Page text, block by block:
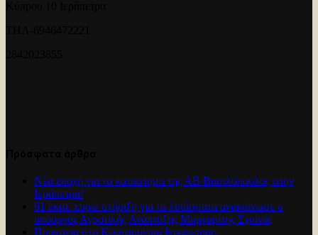
Νέα εποχή για το καταστημα της ΑΒ Βασιλόπουλος στην
Ιεράπετρα!
61 εκατ. ευρώ στήριξη για τα λιπάσματα ανακοίνωσε ο
υπουργός Αγροτικής Ανάπτυξης Μαργαρίτης Σχοινάς
Πυρκαγια στο Κουτσουναρι Ιεραπετρας.